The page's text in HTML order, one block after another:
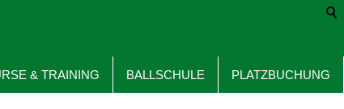
& TRAINING BALLSCHULE PLATZBUCHUNG